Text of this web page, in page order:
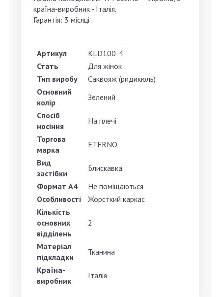
країна-виробник - Італія.
Гарантія: 3 місяці.
Артикул
KLD100-4
Стать
Для жінок
Тип виробу
Саквояж (ридикюль)
Основний
колір
Зелений
Спосіб
носіння
На плечі
Торгова
марка
ETERNO
Вид
застібки
Блискавка
Формат А4
Не поміщаються
Особливості
Жорсткий каркас
Кількість
основних
відділень
2
Матеріал
підкладки
Тканина
Країна-
виробник
Італія